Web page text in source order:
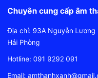
Chuyên cung cấp âm
Địa chỉ: 93A Nguyễn Lương
Hải Phòng
Hotline: 091 9292 091
Email: